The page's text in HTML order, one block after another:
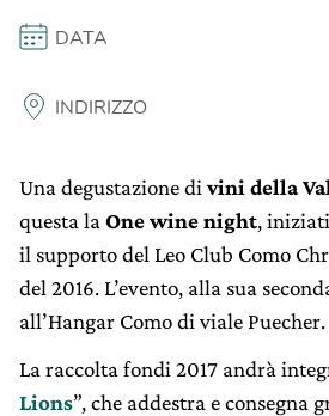
DATA
INDIRIZZO
Una degustazione di vini della
questa la One wine night,
il supporto del Leo Club Como
del 2016. L’evento, alla sua
all’Hangar Como di viale Puecher.
La raccolta fondi 2017 andrà
Lions”, che addestra e